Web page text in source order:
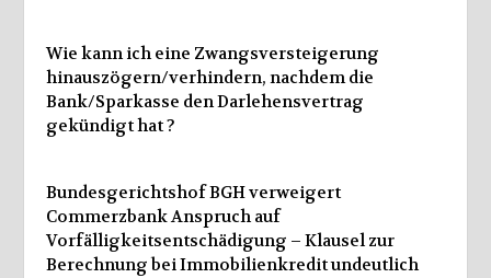
Wie kann ich eine Zwangsversteigerung
hinauszögern/verhindern, nachdem die
Bank/Sparkasse den Darlehensvertrag
gekündigt hat ?
Bundesgerichtshof BGH verweigert
Commerzbank Anspruch auf
Vorfälligkeitsentschädigung – Klausel zur
Berechnung bei Immobilienkredit undeutlich